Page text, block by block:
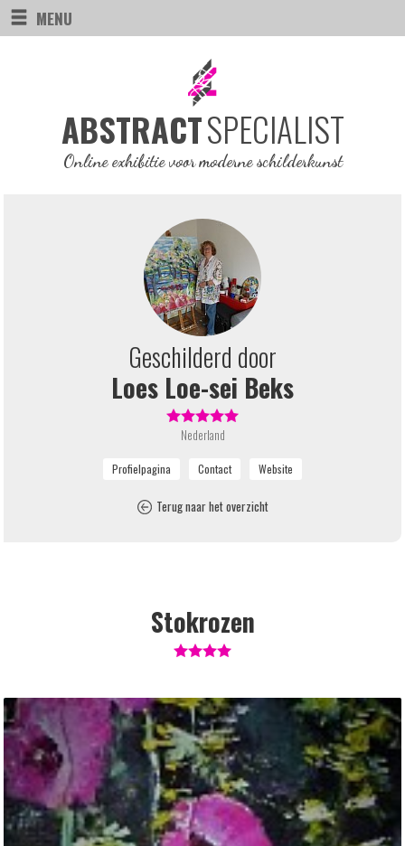
MENU
ABSTRACTSPECIALIST
Online exhibitie voor moderne schilderkunst
Geschilderd door
Loes Loe-sei Beks
Nederland
Terug naar het overzicht
Stokrozen